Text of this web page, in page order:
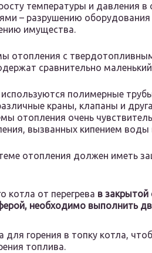
температуры и давления в
– разрушению
имущества.
отопления с
сравнительно
полимерные
краны, клапаны и
отопления очень
вызванных кипением воды
отопления должен иметь
от перегрева в закрытой
необходимо выполнить
для горения в топку котла,
топлива.